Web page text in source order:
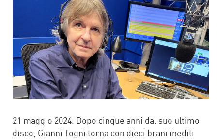
21 maggio 2024. Dopo cinque anni dal suo ultimo
disco, Gianni Togni torna con dieci brani inediti